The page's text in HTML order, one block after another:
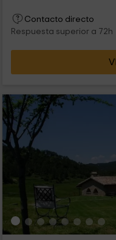
Contacto directo
Respuesta superior a 72h